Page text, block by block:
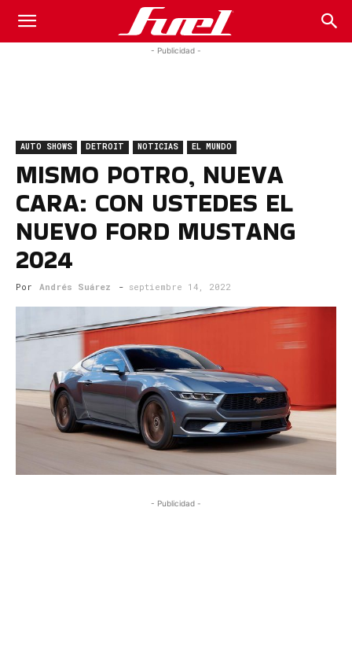
Fuel
Magazine
- Publicidad -
AUTO SHOWS DETROIT NOTICIAS EL MUNDO
MISMO POTRO, NUEVA
CARA: CON USTEDES EL
NUEVO FORD MUSTANG
2024
Por Andrés Suárez - septiembre 14, 2022
- Publicidad -